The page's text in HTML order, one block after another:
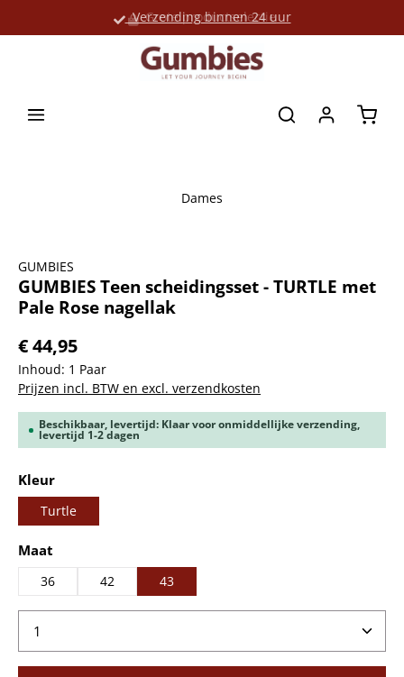
Verzending binnen 24 uur
Grote productselectie
Dames
GUMBIES
GUMBIES Teen scheidingsset - TURTLE met
Pale Rose nagellak
€ 44,95
Inhoud: 1 Paar
Prijzen incl. BTW en excl. verzendkosten
Beschikbaar, levertijd: Klaar voor onmiddellijke verzending,
levertijd 1-2 dagen
Selecteer
Kleur
Turtle
Selecteer
Maat
36 42 43
Producthoeveelheid: Voer de gewenste